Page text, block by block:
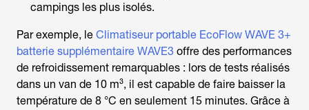
campings les plus isolés.
Par exemple, le Climatiseur portable EcoFlow WAVE 3+
batterie supplémentaire WAVE3 offre des performances
de refroidissement remarquables : lors de tests réalisés
dans un van de 10 m³, il est capable de faire baisser la
température de 8 °C en seulement 15 minutes. Grâce à